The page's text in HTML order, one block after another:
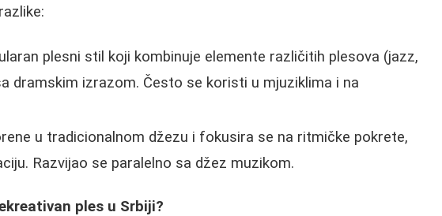
plesni stil koji kombinuje elemente različitih plesova (jazz,
dramskim izrazom. Često se koristi u mjuziklima i na
u tradicionalnom džezu i fokusira se na ritmičke pokrete,
Razvijao se paralelno sa džez muzikom.
ples u Srbiji?